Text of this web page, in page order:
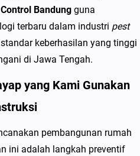
Bandung guna
terbaru dalam industri pest
keberhasilan yang tinggi
di Jawa Tengah.
yang Kami Gunakan
pembangunan rumah
ini adalah langkah preventif